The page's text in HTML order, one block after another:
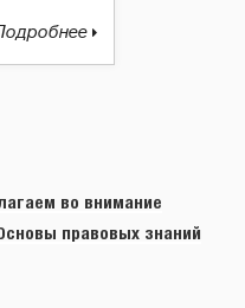
во внимание
правовых знаний